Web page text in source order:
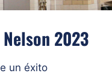
2023
un éxito